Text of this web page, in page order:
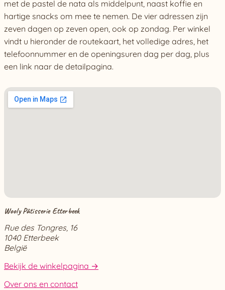
met de pastel de nata als middelpunt, naast koffie en
hartige snacks om mee te nemen. De vier adressen zijn
zeven dagen op zeven open, ook op zondag. Per winkel
vindt u hieronder de routekaart, het volledige adres, het
telefoonnummer en de openingsuren dag per dag, plus
een link naar de detailpagina.
Wooly Pâtisserie Etterbeek
Rue des Tongres, 16
1040 Etterbeek
België
Bekijk de winkelpagina →
Over ons en contact